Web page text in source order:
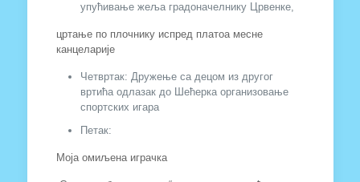
упућивање жеља градоначелнику Црвенке,
цртање по плочнику испред платоа месне
канцеларије
Четвртак: Дружење са децом из другог
вртића одлазак до Шећерка организовање
спортских игара
Петак:
Моја омиљена играчка